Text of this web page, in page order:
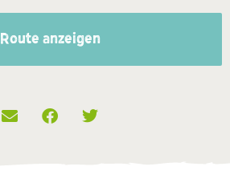
Route anzeigen